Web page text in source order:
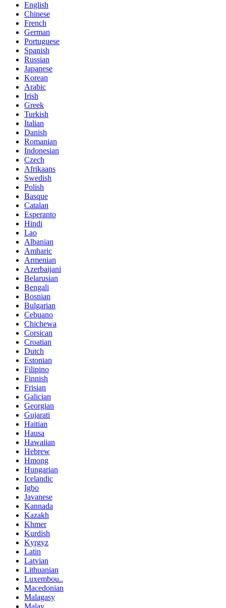
English
Chinese
French
German
Portuguese
Spanish
Russian
Japanese
Korean
Arabic
Irish
Greek
Turkish
Italian
Danish
Romanian
Indonesian
Czech
Afrikaans
Swedish
Polish
Basque
Catalan
Esperanto
Hindi
Lao
Albanian
Amharic
Armenian
Azerbaijani
Belarusian
Bengali
Bosnian
Bulgarian
Cebuano
Chichewa
Corsican
Croatian
Dutch
Estonian
Filipino
Finnish
Frisian
Galician
Georgian
Gujarati
Haitian
Hausa
Hawaiian
Hebrew
Hmong
Hungarian
Icelandic
Igbo
Javanese
Kannada
Kazakh
Khmer
Kurdish
Kyrgyz
Latin
Latvian
Lithuanian
Luxembou..
Macedonian
Malagasy